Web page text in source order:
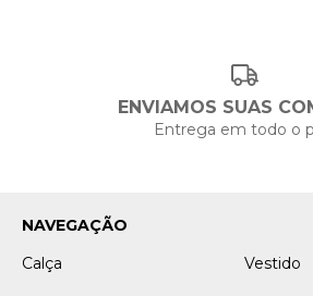
ENVIAMOS SUAS
Entrega em todo o
NAVEGAÇÃO
Calça
Vestido